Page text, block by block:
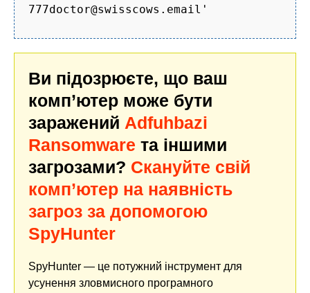
777doctor@swisscows.email'
Ви підозрюєте, що ваш
комп’ютер може бути
заражений Adfuhbazi
Ransomware та іншими
загрозами? Скануйте свій
комп’ютер на наявність
загроз за допомогою
SpyHunter
SpyHunter — це потужний інструмент для
усунення зловмисного програмного